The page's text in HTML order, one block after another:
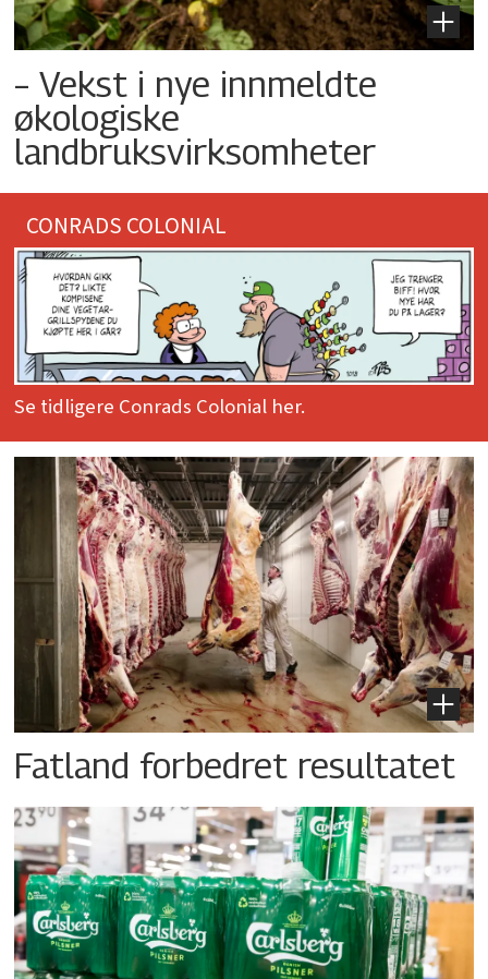
– Vekst i nye innmeldte
økologiske
landbruksvirksomheter
CONRADS COLONIAL
Se tidligere Conrads Colonial her.
Fatland forbedret resultatet